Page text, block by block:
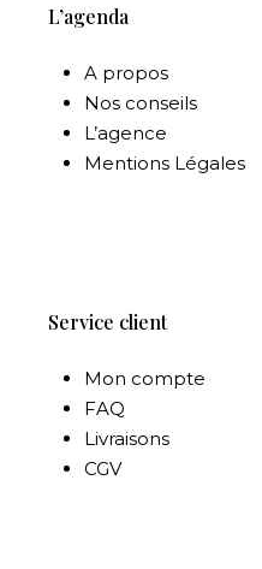
L’agenda
A propos
Nos conseils
L’agence
Mentions Légales
Service client
Mon compte
FAQ
Livraisons
CGV